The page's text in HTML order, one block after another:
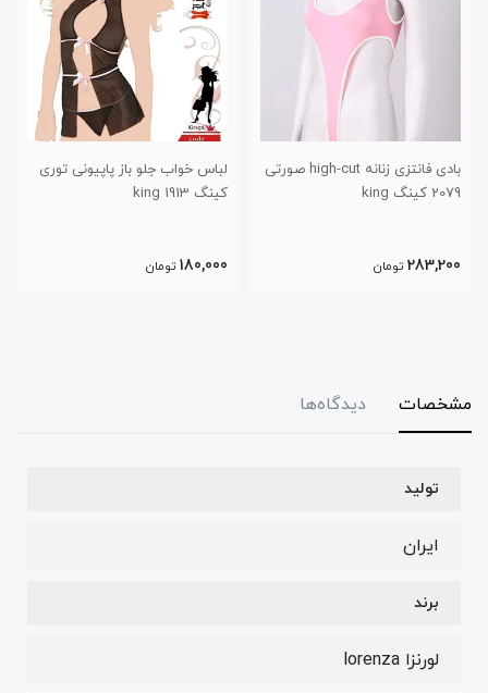
بادی فانتزی زنانه high-cut صورتی
2079 کینگ king
283,200 تومان
لباس خواب جلو باز پاپیونی توری
کینگ 1913 king
180,000 تومان
مشخصات دیدگاه‌ها
تولید
ایران
برند
لورنزا lorenza